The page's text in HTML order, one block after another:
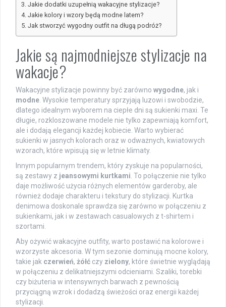
Jakie dodatki uzupełnią wakacyjne stylizacje?
Jakie kolory i wzory będą modne latem?
Jak stworzyć wygodny outfit na długą podróż?
Jakie są najmodniejsze stylizacje na
wakacje?
Wakacyjne stylizacje powinny być zarówno wygodne, jak i
modne. Wysokie temperatury sprzyjają luzowi i swobodzie,
dlatego idealnym wyborem na ciepłe dni są sukienki maxi. Te
długie, rozkloszowane modele nie tylko zapewniają komfort,
ale i dodają elegancji każdej kobiecie. Warto wybierać
sukienki w jasnych kolorach oraz w odważnych, kwiatowych
wzorach, które wpisują się w letnie klimaty.
Innym popularnym trendem, który zyskuje na popularności,
są zestawy z jeansowymi kurtkami. To połączenie nie tylko
daje możliwość użycia różnych elementów garderoby, ale
również dodaje charakteru i tekstury do stylizacji. Kurtka
denimowa doskonale sprawdza się zarówno w połączeniu z
sukienkami, jak i w zestawach casualowych z t-shirtem i
szortami.
Aby ożywić wakacyjne outfity, warto postawić na kolorowe i
wzorzyste akcesoria. W tym sezonie dominują mocne kolory,
takie jak czerwień, żółć czy zielony, które świetnie wyglądają
w połączeniu z delikatniejszymi odcieniami. Szaliki, torebki
czy biżuteria w intensywnych barwach z pewnością
przyciągną wzrok i dodadzą świeżości oraz energii każdej
stylizacji.